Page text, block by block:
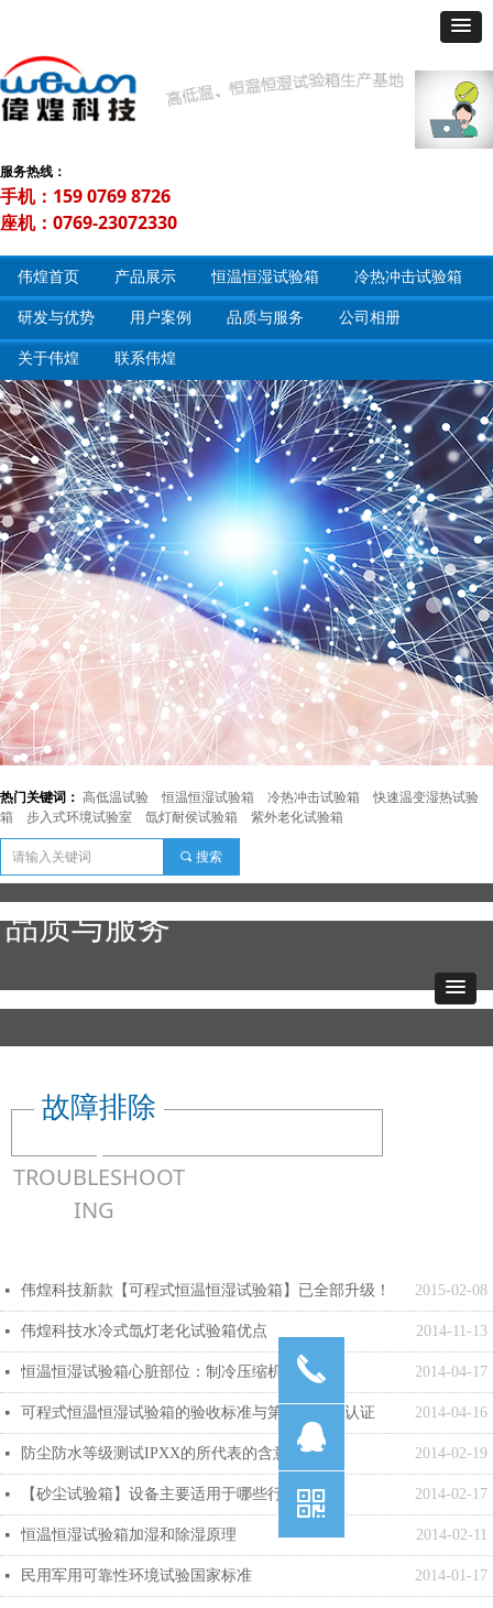
伟煌首页 产品展示 恒温恒湿试验箱 冷热冲击试验箱
研发与优势 用户案例 品质与服务 公司相册
关于伟煌 联系伟煌
服务热线：
手机：159 0769 8726
座机：0769-23072330
热门关键词： 高低温试验 恒温恒湿试验箱 冷热冲击试验箱
快速温变湿热试验
箱
步入式环境试验室 氙灯耐侯试验箱 紫外老化试验箱
品质与服务
故障排除
TROUBLESHOOT
ING
끠 搜索
2015-02-08
넷 伟煌科技新款【可程式恒温恒湿试验箱】已全部升级！
2014-11-13
넷 伟煌科技水冷式氙灯老化试验箱优点
2014-04-17
넷 恒温恒湿试验箱心脏部位：制冷压缩机详解
2014-04-16
넷 可程式恒温恒湿试验箱的验收标准与第三方校准认证
2014-02-19
넷 防尘防水等级测试IPXX的所代表的含意
2014-02-17
넷 【砂尘试验箱】设备主要适用于哪些行业？
2014-02-11
넷 恒温恒湿试验箱加湿和除湿原理
2014-01-17
넷 民用军用可靠性环境试验国家标准
끅
뀩
낃